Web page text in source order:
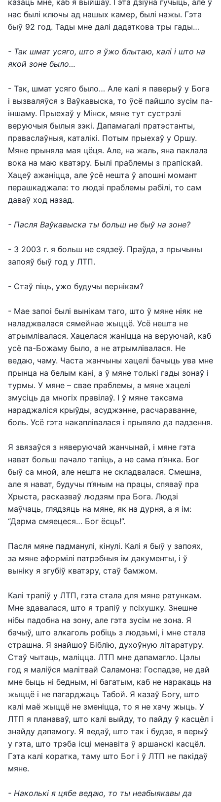
нас былі ключы ад нашых камер, былі нажы. Гэта
быў 92 год. Тады мне далі дадаткова тры гады…
- Так шмат усяго, што я ўжо блытаю, калі і што на
якой зоне было…
- Так, шмат усяго было… Але калі я паверыў у Бога
і вызваляўся з Ваўкавыска, то ўсё пайшло зусім па-
іншаму. Прыехаў у Мінск, мяне тут сустрэлі
веруючыя былыя зэкі. Дапамагалі пратэстанты,
праваслаўныя, каталікі. Потым прыехаў у Оршу.
Мяне прыняла мая цёця. Але, на жаль, яна паклала
вока на маю кватэру. Былі праблемы з прапіскай.
Хацеў ажаніцца, але ўсё нешта ў апошні момант
перашкаджала: то людзі праблемы рабілі, то сам
даваў ход назад.
- Пасля Ваўкавыска ты больш не быў на зоне?
- З 2003 г. я больш не сядзеў. Праўда, з прычыны
запояў быў год у ЛТП.
- Стаў піць, ужо будучы вернікам?
- Мае запоі былі вынікам таго, што ў мяне ніяк не
наладжвалася сямейнае жыццё. Усё нешта не
атрымлівалася. Хацелася жаніцца на веруючай, каб
усё па-Божаму было, а не атрымлівалася. Не
ведаю, чаму. Часта жанчыны хацелі бачыць ува мне
прынца на белым кані, а ў мяне толькі гады зонаў і
турмы. У мяне – свае праблемы, а мяне хацелі
змусіць да многіх правілаў. І ў мяне таксама
нараджаліся крыўды, асуджэнне, расчараванне,
боль. Усё гэта накаплівалася і прывяло да падзення.
Я звязаўся з няверуючай жанчынай, і мяне гэта
нават больш пачало тапіць, а не сама п’янка. Бог
быў са мной, але нешта не складвалася. Смешна,
але я нават, будучы п’яным на працы, спяваў пра
Хрыста, расказваў людзям пра Бога. Людзі
маўчаць, глядзяць на мяне, як на дурня, а я ім:
“Дарма смяецеся… Бог ёсць!”.
Пасля мяне падманулі, кінулі. Калі я быў у запоях,
за мяне аформілі патрэбныя ім дакументы, і ў
выніку я згубіў кватэру, стаў бамжом.
Калі трапіў у ЛТП, гэта стала для мяне ратункам.
Мне здавалася, што я трапіў у псіхушку. Знешне
нібы падобна на зону, але гэта зусім не зона. Я
бачыў, што алкаголь робіць з людзьмі, і мне стала
страшна. Я знайшоў Біблію, духоўную літаратуру.
Стаў чытаць, маліцца. ЛТП мне дапамагло. Цэлы
год я маліўся малітвай Саламона: Госпадзе, не дай
мне быць ні бедным, ні багатым, каб не наракаць на
жыццё і не пагарджаць Табой. Я казаў Богу, што
калі маё жыццё не зменіцца, то я не хачу жыць. У
ЛТП я планаваў, што калі выйду, то пайду ў касцёл і
знайду дапамогу. Я ведаў, што так і будзе, я верыў
у гэта, што трэба ісці менавіта ў аршанскі касцёл.
Гэта калі коратка, таму што Бог і ў ЛТП не пакідаў
мяне.
- Наколькі я цябе ведаю, то ты неабыякавы да